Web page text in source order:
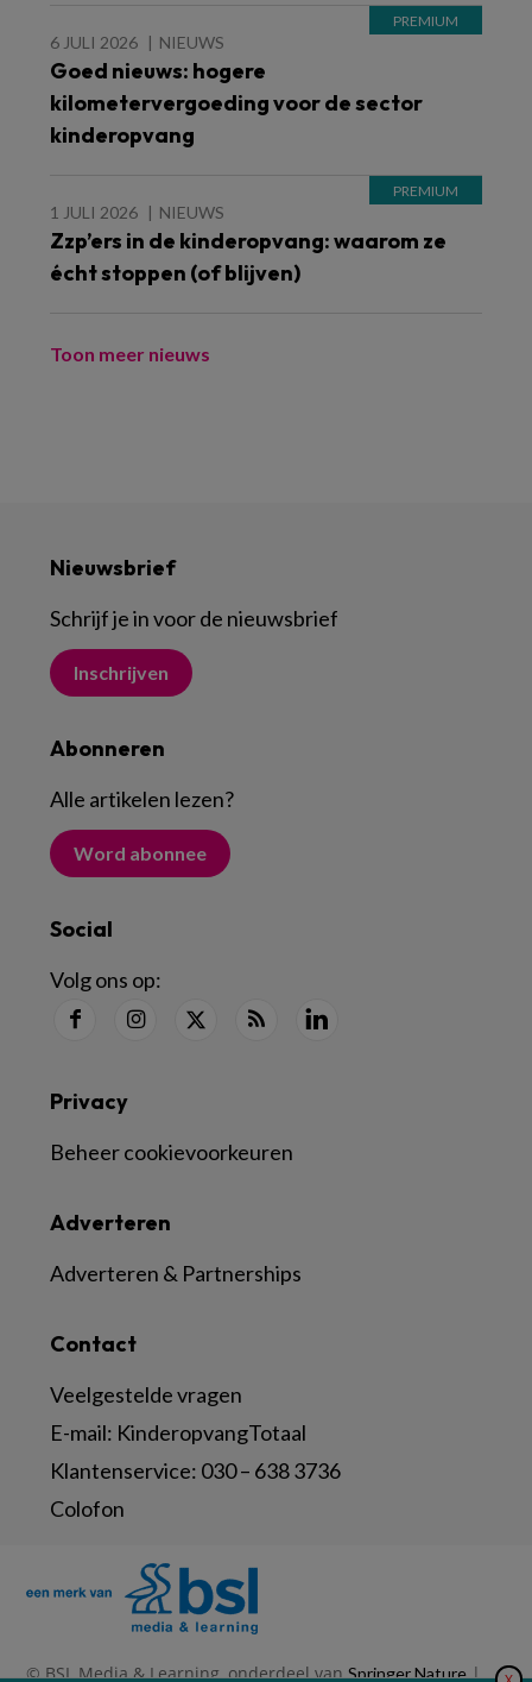
6 JULI 2026 NIEUWS
Goed nieuws: hogere
kilometervergoeding voor de sector
kinderopvang
1 JULI 2026 NIEUWS
Zzp’ers in de kinderopvang: waarom ze
écht stoppen (of blijven)
Toon meer nieuws
Nieuwsbrief
Schrijf je in voor de nieuwsbrief
Inschrijven
Abonneren
Alle artikelen lezen?
Word abonnee
Social
Volg ons op:
Contact
Veelgestelde vragen
E-mail: KinderopvangTotaal
Klantenservice: 030 – 638 3736
Colofon
Adverteren
Adverteren & Partnerships
Privacy
Beheer cookievoorkeuren
© BSL Media & Learning, onderdeel vanSpringer Nature|